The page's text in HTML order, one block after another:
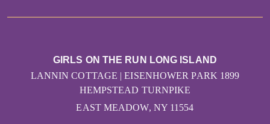
GIRLS ON THE RUN LONG ISLAND
LANNIN COTTAGE | EISENHOWER PARK 1899
HEMPSTEAD TURNPIKE
EAST MEADOW, NY 11554